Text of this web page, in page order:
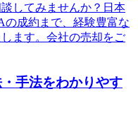
してみませんか？日本
成約まで、経験豊富な
ます。会社の売却をご
手法をわかりやす